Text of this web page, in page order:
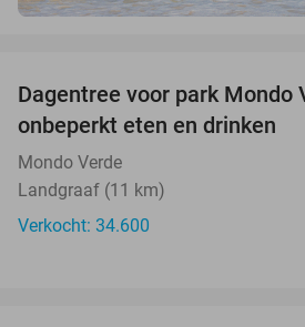
Dagentree voor park Mondo
onbeperkt eten en drinken
Mondo Verde
Landgraaf (11 km)
Verkocht: 34.600